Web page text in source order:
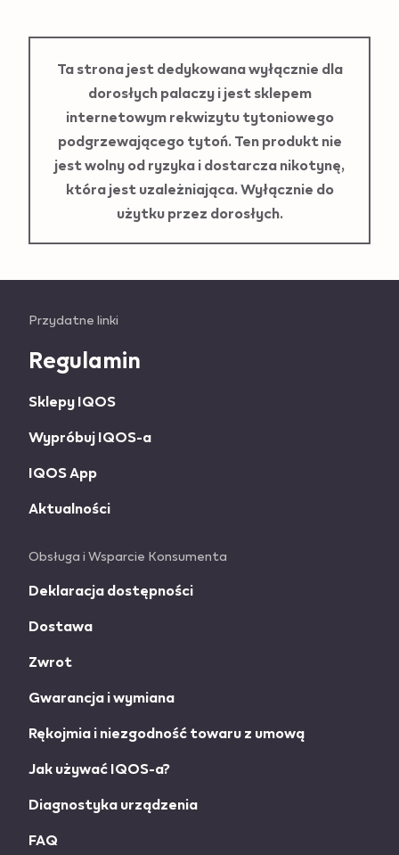
Ta strona jest dedykowana wyłącznie dla
dorosłych palaczy i jest sklepem
internetowym rekwizytu tytoniowego
podgrzewającego tytoń. Ten produkt nie
jest wolny od ryzyka i dostarcza nikotynę,
która jest uzależniająca. Wyłącznie do
użytku przez dorosłych.
Useful
links
information
Przydatne linki
Regulamin
Sklepy IQOS
Wypróbuj IQOS-a
IQOS App
Aktualności
Obsługa i Wsparcie Konsumenta
Deklaracja dostępności
Dostawa
Zwrot
Gwarancja i wymiana
Rękojmia i niezgodność towaru z umową
Jak używać IQOS-a?
Diagnostyka urządzenia
FAQ